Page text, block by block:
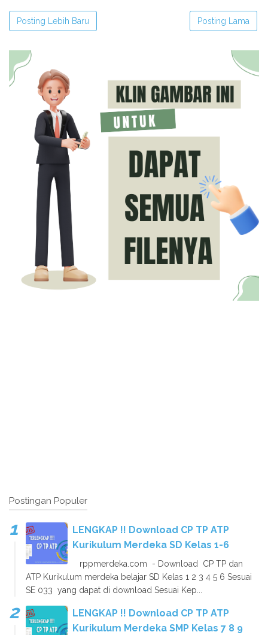
Posting Lebih Baru Posting Lama
Postingan Populer
LENGKAP !! Download CP TP ATP
Kurikulum Merdeka SD Kelas 1-6
rppmerdeka.com - Download CP TP dan
ATP Kurikulum merdeka belajar SD Kelas 1 2 3 4 5 6 Sesuai
SE 033 yang dapat di download Sesuai Kep...
LENGKAP !! Download CP TP ATP
Kurikulum Merdeka SMP Kelas 7 8 9